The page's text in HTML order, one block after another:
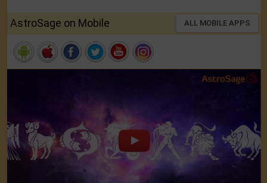
AstroSage on Mobile ALL MOBILE APPS